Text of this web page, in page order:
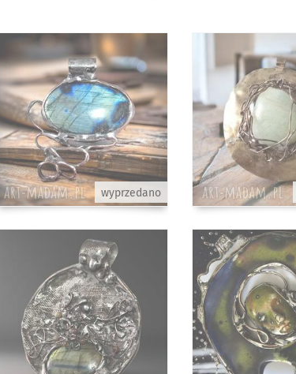
wyprzedano